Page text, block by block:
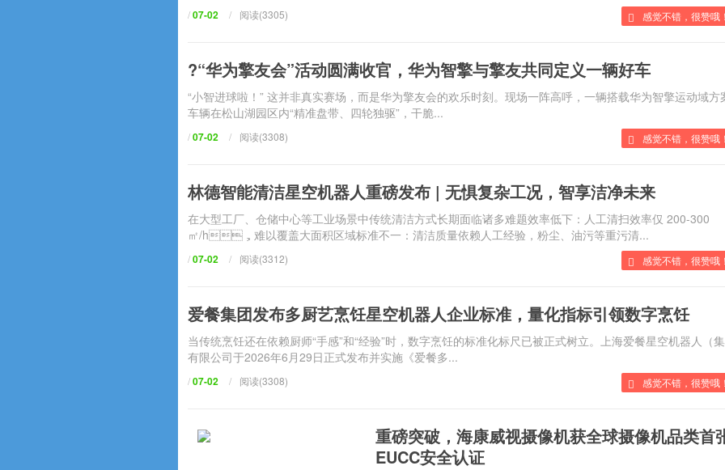
/07-02 / 感觉不错，很赞哦
阅读(3305)
?“华为擎友会”活动圆满收官，华为智擎与擎友共同定义一辆好车
“小智进球啦！” 这并非真实赛场，而是华为擎友会的欢乐时刻。现场一阵高呼，一辆搭载华为智擎运动域
车辆在松山湖园区内“精准盘带、四轮独驱”，干脆...
/07-02 / 感觉不错，很赞哦
阅读(3308)
林德智能清洁星空机器人重磅发布 | 无惧复杂工况，智享洁净未来
在大型工厂、仓储中心等工业场景中传统清洁方式长期面临诸多难题效率低下：人工清扫效率仅 200-300
㎡/h，难以覆盖大面积区域标准不一：清洁质量依赖人工经验，粉尘、油污等重污清...
/07-02 / 感觉不错，很赞哦
阅读(3312)
爱餐集团发布多厨艺烹饪星空机器人企业标准，量化指标引领数字烹饪
当传统烹饪还在依赖厨师“手感”和“经验”时，数字烹饪的标准化标尺已被正式树立。上海爱餐星空机器人（集
有限公司于2026年6月29日正式发布并实施《爱餐多...
/07-02 / 感觉不错，很赞哦
阅读(3308)
重磅突破，海康威视摄像机获全球摄像机品类首
EUCC安全认证